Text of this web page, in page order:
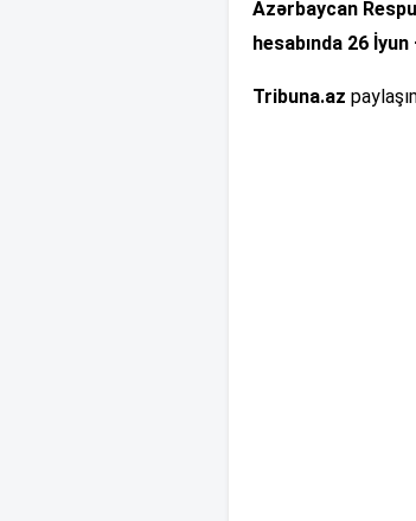
Azərbaycan
hesabında 26
Tribuna.az